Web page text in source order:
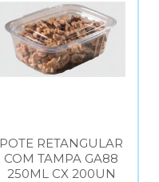
POTE RETANGULAR
COM TAMPA GA88
250ML CX 200UN